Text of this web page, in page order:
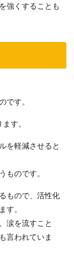
強くすることも
です。
す。
を軽減させると
ものです。
もので、活性化
す。
涙を流すこと
言われていま